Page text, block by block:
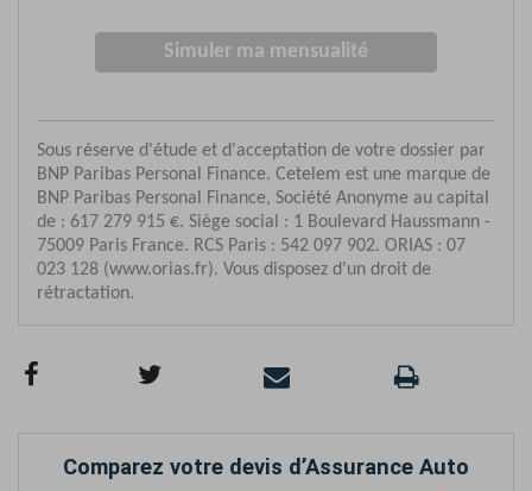
Comparez votre devis d’Assurance Auto